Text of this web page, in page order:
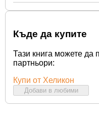
Къде да купите
Тази книга можете да
партньори:
Купи от Хеликон
Добави в любими